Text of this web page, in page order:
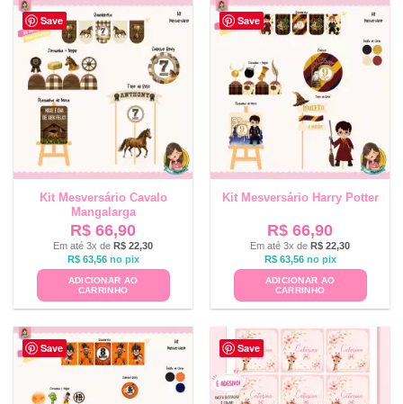
Save
Kit Mesversário Cavalo
Mangalarga
R$ 66,90
Em até 3x de R$ 22,30
R$63,56 no pix
ADICIONAR AO
CARRINHO
Save
Kit Mesversário Harry Potter
R$ 66,90
Em até 3x de R$ 22,30
R$63,56 no pix
ADICIONAR AO
CARRINHO
Save Save